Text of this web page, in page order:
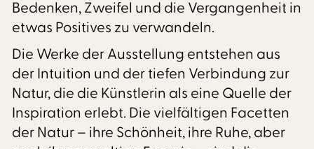
Bedenken, Zweifel und die Vergangenheit in
etwas Positives zu verwandeln.
Die Werke der Ausstellung entstehen aus
der Intuition und der tiefen Verbindung zur
Natur, die die Künstlerin als eine Quelle der
Inspiration erlebt. Die vielfältigen Facetten
der Natur – ihre Schönheit, ihre Ruhe, aber